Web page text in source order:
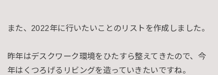
また、2022年に行いたいことのリストを作成しました。
昨年はデスクワーク環境をひたすら整えてきたので、今
年はくつろげるリビングを造っていきたいですね。